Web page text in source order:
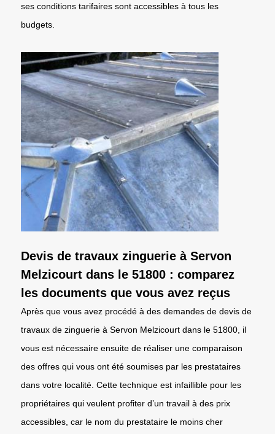
ses conditions tarifaires sont accessibles à tous les
budgets.
Devis de travaux zinguerie à Servon
Melzicourt dans le 51800 : comparez
les documents que vous avez reçus
Après que vous avez procédé à des demandes de devis de
travaux de zinguerie à Servon Melzicourt dans le 51800, il
vous est nécessaire ensuite de réaliser une comparaison
des offres qui vous ont été soumises par les prestataires
dans votre localité. Cette technique est infaillible pour les
propriétaires qui veulent profiter d’un travail à des prix
accessibles, car le nom du prestataire le moins cher